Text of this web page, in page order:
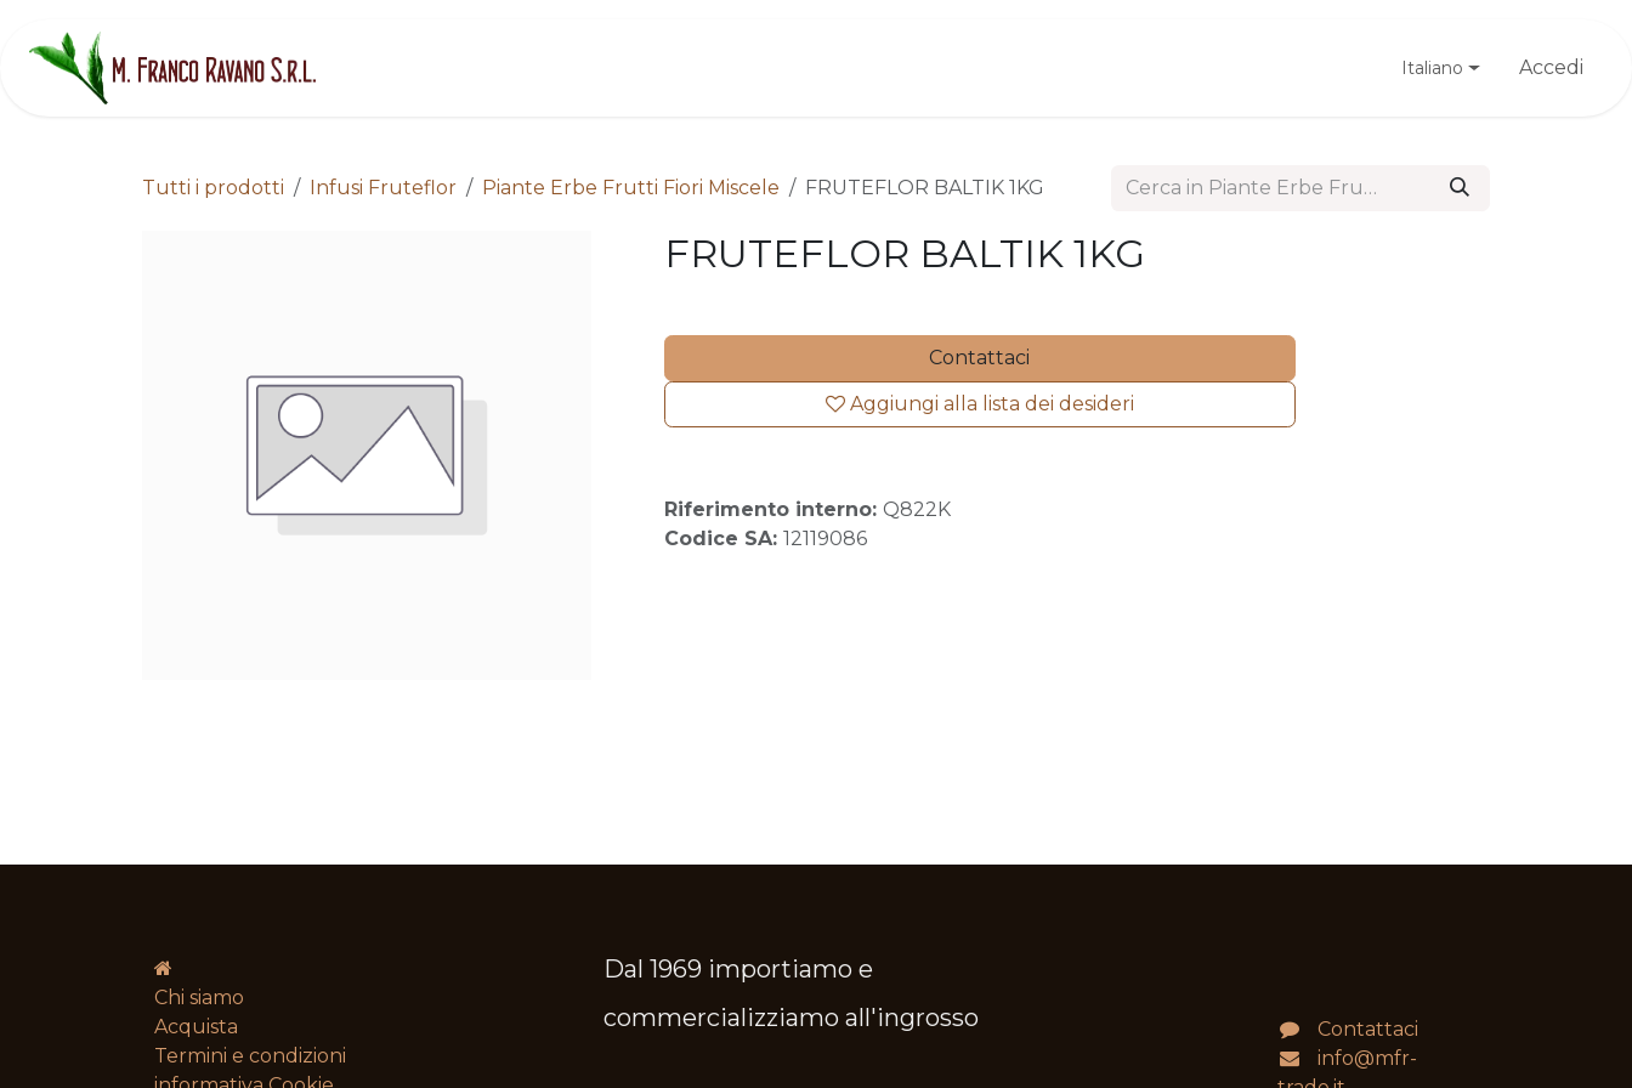
Italiano Accedi
Tutti i prodotti Infusi Fruteflor Piante Erbe Frutti Fiori Miscele FRUTEFLOR BALTIK 1KG
FRUTEFLOR BALTIK 1KG
Contattaci
Aggiungi alla lista dei desideri
Riferimento interno: Q822K
Codice SA: 12119086
Chi siamo
Acquista
Termini e condizioni​
Dal 1969 importiamo e
commercializziamo all'ingrosso
Contattaci
info@mfr-